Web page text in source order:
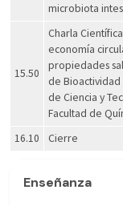
microbiota
15.50
Charla
economía
propiedades
de
de Ciencia y
Facultad de
16.10
Cierre
Enseñanza